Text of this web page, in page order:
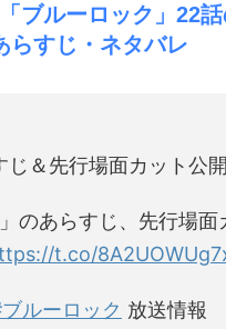
ブルーロック」22
らすじ・ネタバレ
＆先行場面カット公
のあらすじ、先行場面
t.co/
ルーロック 放送情報